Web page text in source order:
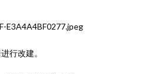
行改建。